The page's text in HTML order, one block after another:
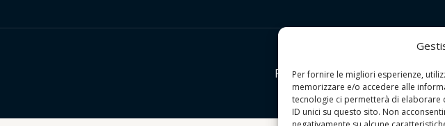
Per fornire le migliori esperienze,
memorizzare e/o accedere alle
tecnologie ci permetterà di
ID unici su questo sito. Non
Privacy Policy | Cookie Policy